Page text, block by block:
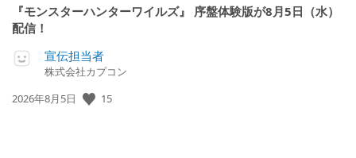
『モンスターハンターワイルズ』 序盤体験版が8月5日（水）
配信！
宣伝担当者
株式会社カプコン
公
2026年8月5日 15